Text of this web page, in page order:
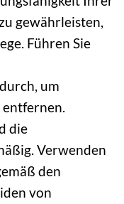
gewährleisten,
Führen Sie
um
die
Verwenden
den
von